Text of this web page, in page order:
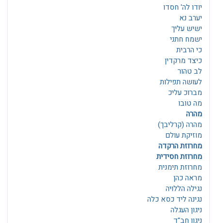
יודו לה' חסדו
יערב נא
ישיש עליך
ישמח חתני
כי הרבית
כיצד מרקדין
לב טהור
לעושה תפילות
מברוכ עליכ
מה טובו
מהרה
מהרה (קרליבך)
מוזיקת עולם
מחרוזת הרקדה
מחרוזת חסידית
מחרוזת תימנית
מראה כהן
נגילה הללויה
נגינה ליד כסא כלה
ניגון העגלה
ניגון חב"ד